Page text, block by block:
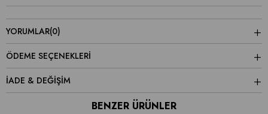
YORUMLAR(0)
ÖDEME SEÇENEKLERI
İADE & DEĞİŞİM
BENZER ÜRÜNLER